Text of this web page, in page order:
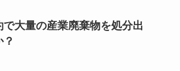
で大量の産業廃棄物を処分出